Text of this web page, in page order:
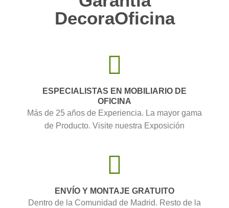
DecoraOficina
ESPECIALISTAS EN MOBILIARIO DE
OFICINA
Más de 25 años de Experiencia. La mayor gama
de Producto. Visite nuestra Exposición
ENVÍO Y MONTAJE GRATUITO
Dentro de la Comunidad de Madrid. Resto de la